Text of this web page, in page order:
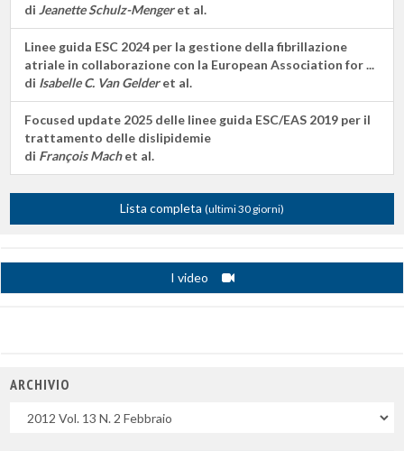
di Jeanette Schulz-Mengeret al.
Linee guida ESC 2024 per la gestione della fibrillazione
atriale in collaborazione con la European Association for ...
di Isabelle C. Van Gelderet al.
Focused update 2025 delle linee guida ESC/EAS 2019 per il
trattamento delle dislipidemie
di François Machet al.
Lista completa (ultimi 30 giorni)
I video
ARCHIVIO